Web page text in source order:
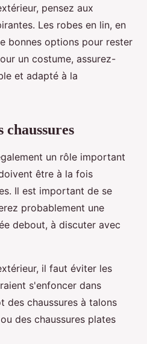
pensez aux
Les robes en lin, en
bonnes options pour rester
un costume, assurez-
et adapté à la
chaussures
un rôle important
être à la fois
Il est important de se
probablement une
debout, à discuter avec
il faut éviter les
s'enfoncer dans
des chaussures à talons
des chaussures plates